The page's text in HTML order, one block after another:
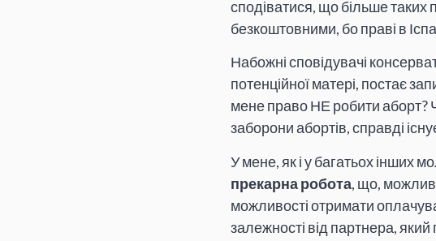
сподіватися, що більше
безкоштовними, бо праві в
Набожні сповідувачі
потенційної матері, постає
мене право НЕ робити аборт?
заборони абортів, справді
У мене, як і у багатьох інших
прекарна робота, що,
можливості отримати
залежності від партнера,